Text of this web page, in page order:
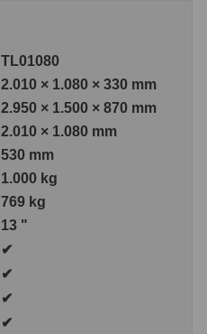
TL01080
2.010 × 1.080 × 330 mm
2.950 × 1.500 × 870 mm
2.010 × 1.080 mm
530 mm
1.000 kg
769 kg
13 "
✔
✔
✔
✔